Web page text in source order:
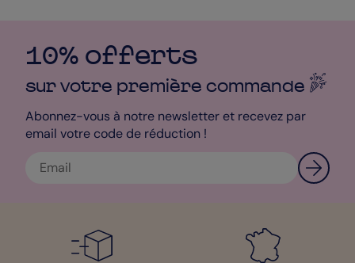
10% offerts
sur votre première commande
Abonnez-vous à notre newsletter et recevez par
email votre code de réduction !